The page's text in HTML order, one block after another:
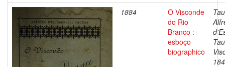
1884
O Visconde
do Rio
Branco :
esboço
biographico